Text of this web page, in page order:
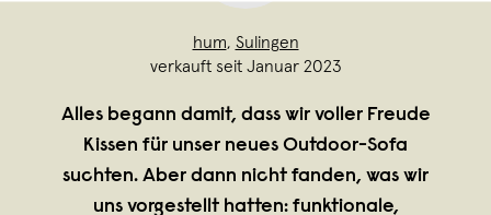
hum, Sulingen
verkauft seit Januar 2023
Alles begann damit, dass wir voller Freude
Kissen für unser neues Outdoor-Sofa
suchten. Aber dann nicht fanden, was wir
uns vorgestellt hatten: funktionale,